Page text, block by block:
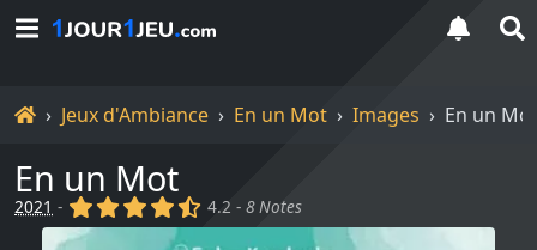
Accueil
Jeux d'Ambiance En un Mot Images En un
En un Mot
2021 - (x) (x) (x) (x) (,)
4.2 -8 Notes